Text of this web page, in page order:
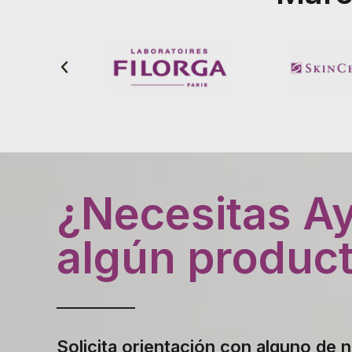
¿Necesitas
algún
Solicita orientación con alguno de